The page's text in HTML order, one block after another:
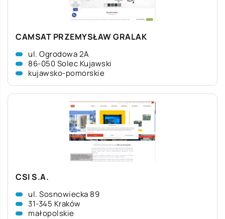
CAMSAT PRZEMYSŁAW GRALAK
ul. Ogrodowa 2A
86-050 Solec Kujawski
kujawsko-pomorskie
CSI S.A.
ul. Sosnowiecka 89
31-345 Kraków
małopolskie